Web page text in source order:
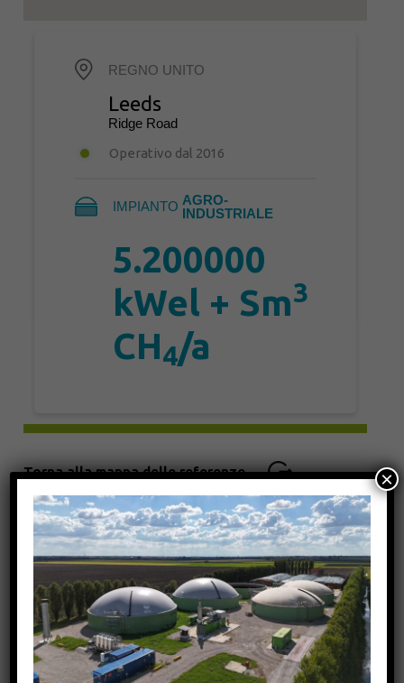
REGNO UNITO
Leeds
Ridge Road
Operativo dal 2016
IMPIANTO AGRO-
INDUSTRIALE
5.200000
kWel + Sm3
CH4/a
Torna alla mappa delle referenze ×